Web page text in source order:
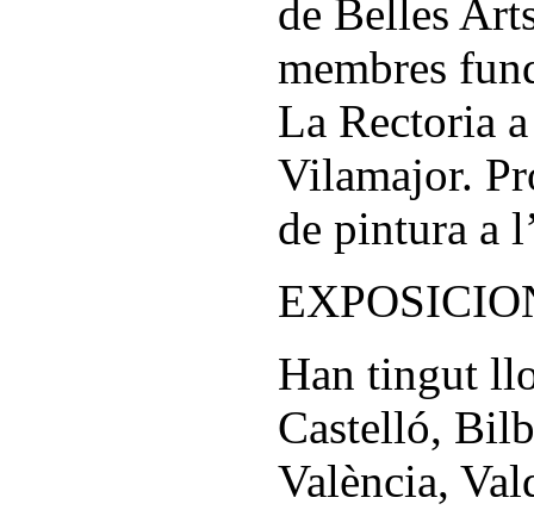
de Belles
membres
La Rectoria
Vilamajor.
de pintura a
Han tingut
Castelló,
València,